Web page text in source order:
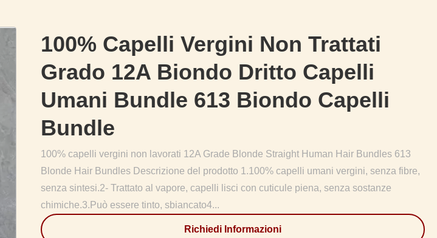
100% Capelli Vergini Non Trattati
Grado 12A Biondo Dritto Capelli
Umani Bundle 613 Biondo Capelli
Bundle
100% capelli vergini non lavorati 12A Grade Blonde Straight Human Hair Bundles 613
Blonde Hair Bundles Descrizione del prodotto 1.100% capelli umani vergini, senza fibre,
senza sintesi.2- Trattato al vapore, capelli lisci con cuticule piena, senza sostanze
chimiche.3.Può essere tinto, sbiancato4...
Richiedi Informazioni